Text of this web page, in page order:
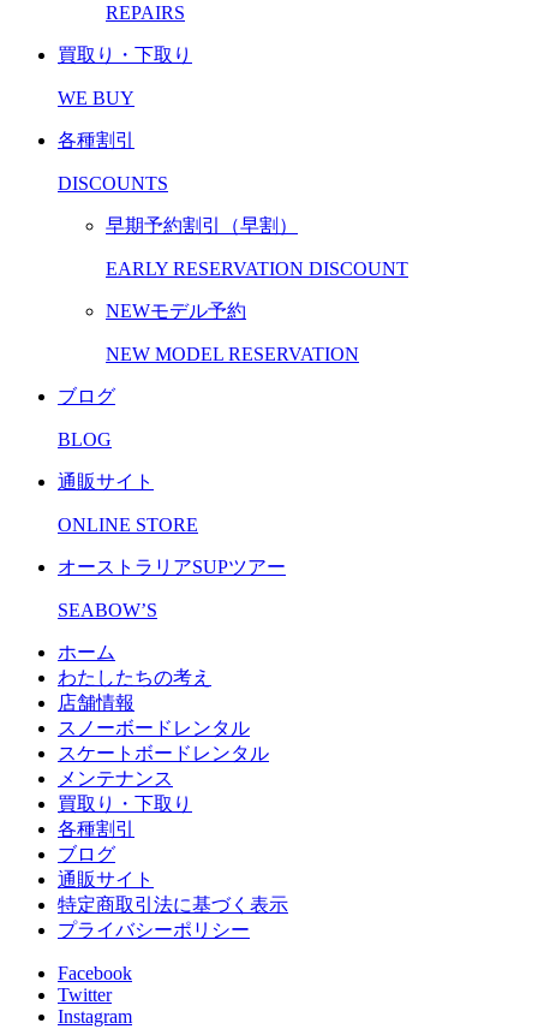
REPAIRS
買取り・下取り
WE BUY
各種割引
DISCOUNTS
早期予約割引（早割）
EARLY RESERVATION DISCOUNT
NEWモデル予約
NEW MODEL RESERVATION
ブログ
BLOG
通販サイト
ONLINE STORE
オーストラリアSUPツアー
SEABOW’S
ホーム
わたしたちの考え
店舗情報
スノーボードレンタル
スケートボードレンタル
メンテナンス
買取り・下取り
各種割引
ブログ
通販サイト
特定商取引法に基づく表示
プライバシーポリシー
Facebook
Twitter
Instagram